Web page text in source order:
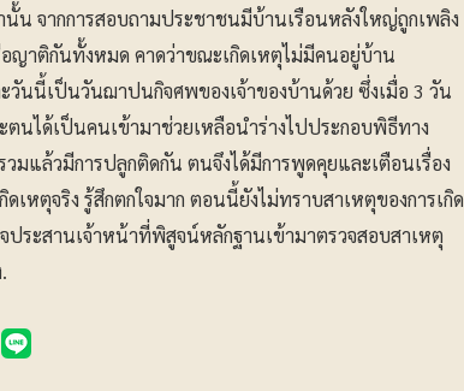
น จากการสอบถามประชาชนมีบ้านเรือนหลังใหญ่ถูกเพลิง
ญาติกันทั้งหมด คาดว่าขณะเกิดเหตุไม่มีคนอยู่บ้าน
วันนี้เป็นวันฌาปนกิจศพของเจ้าของบ้านด้วย ซึ่งเมื่อ 3 วัน
นได้เป็นคนเข้ามาช่วยเหลือนำร่างไปประกอบพิธีทาง
มแล้วมีการปลูกติดกัน ตนจึงได้มีการพูดคุยและเตือนเรื่อง
เหตุจริง รู้สึกตกใจมาก ตอนนี้ยังไม่ทราบสาเหตุของการเกิด
ประสานเจ้าหน้าที่พิสูจน์หลักฐานเข้ามาตรวจสอบสาเหตุ